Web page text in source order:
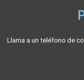
Llama a un teléfono de